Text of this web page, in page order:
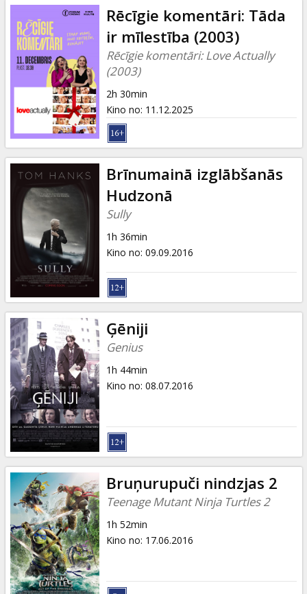
B2B
Kino
Klubs
Rēcīgie komentāri: Tāda
ir mīlestība (2003)
Rēcīgie komentāri: Love Actually
(2003)
2h 30min
Kino no: 11.12.2025
Brīnumainā izglābšanās
Hudzonā
Sully
1h 36min
Kino no: 09.09.2016
Ģēniji
Genius
1h 44min
Kino no: 08.07.2016
Bruņurupuči nindzjas 2
Teenage Mutant Ninja Turtles 2
1h 52min
Kino no: 17.06.2016